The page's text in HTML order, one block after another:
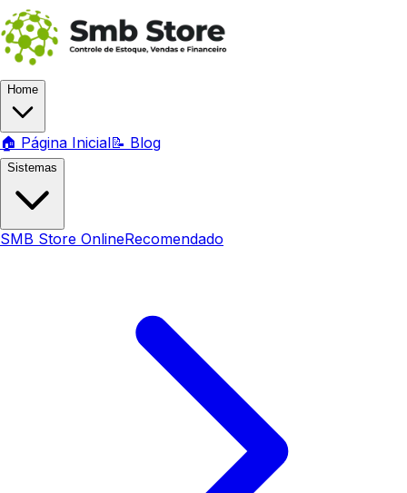
Home
🏠 Página Inicial📝 Blog
Sistemas
SMB Store OnlineRecomendado